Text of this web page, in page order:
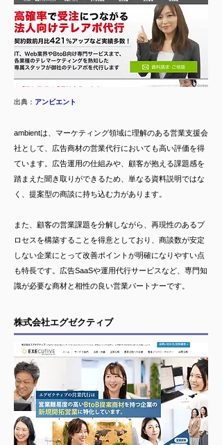
出典： アンビエント
ambientは、マーケティング領域に理解のある営業支援会
社として、広告商材の営業代行においても高い評価を得
ています。広告運用の仕組みや、顧客が抱える課題感を
踏まえた聞き取りができるため、単なる資料説明ではな
く、提案型の商談に持ち込む力があります。
また、顧客の営業課題を分解しながら、再現性のあるプ
ロセスを構築することを得意としており、商談数が安定
しない企業にとって改善ポイントが明確になりやすい点
も特長です。広告SaaSや運用代行サービスなど、専門知
識が必要な商材と相性の良い営業パートナーです。
株式会社エグゼクティブ